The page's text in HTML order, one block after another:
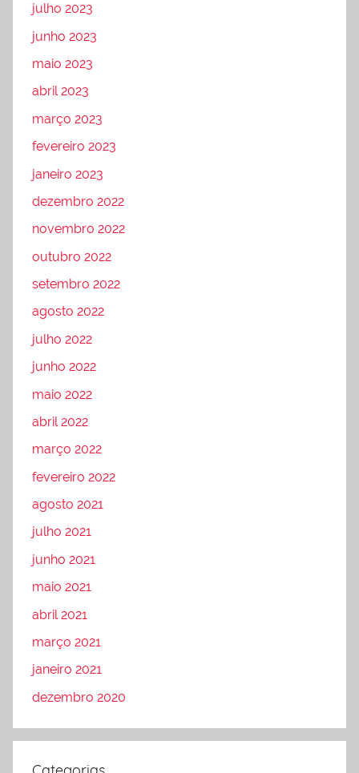
julho 2023
junho 2023
maio 2023
abril 2023
março 2023
fevereiro 2023
janeiro 2023
dezembro 2022
novembro 2022
outubro 2022
setembro 2022
agosto 2022
julho 2022
junho 2022
maio 2022
abril 2022
março 2022
fevereiro 2022
agosto 2021
julho 2021
junho 2021
maio 2021
abril 2021
março 2021
janeiro 2021
dezembro 2020